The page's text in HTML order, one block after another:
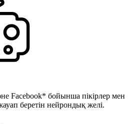
Facebook* бойынша пікірлер мен
беретін нейрондық желі.